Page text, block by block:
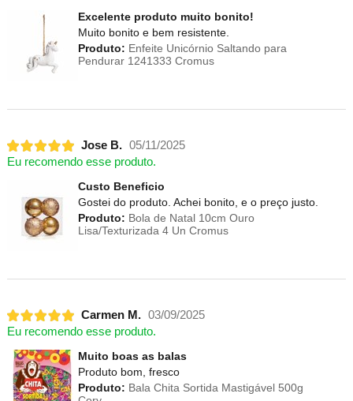
Excelente produto muito bonito!
Muito bonito e bem resistente.
Produto: Enfeite Unicórnio Saltando para
Pendurar 1241333 Cromus
Jose B. 05/11/2025
Eu recomendo esse produto.
Custo Beneficio
Gostei do produto. Achei bonito, e o preço justo.
Produto: Bola de Natal 10cm Ouro
Lisa/Texturizada 4 Un Cromus
Carmen M. 03/09/2025
Eu recomendo esse produto.
Muito boas as balas
Produto bom, fresco
Produto: Bala Chita Sortida Mastigável 500g